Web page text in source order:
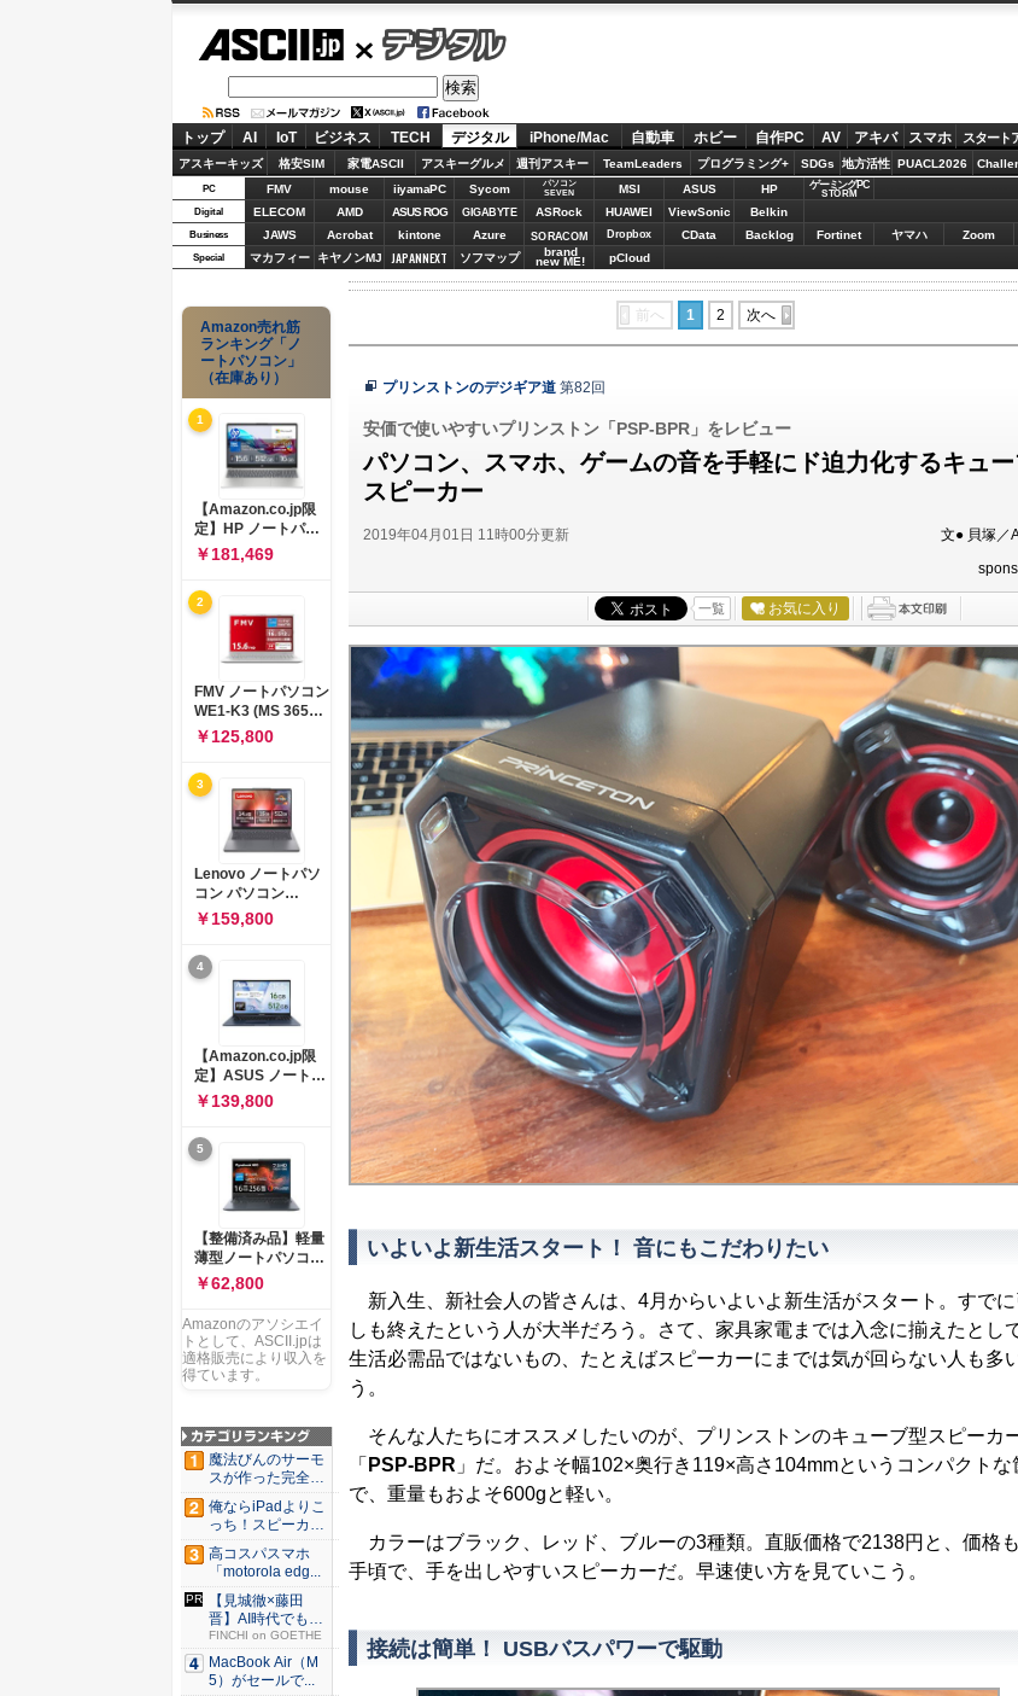
デジタル
トップ AI IoT ビジネス TECH デジタル iPhone/Mac 自動車 ホビー 自作PC AV アキバ スマホ スタート
アスキーキッズ 格安SIM 家電ASCII アスキーグルメ 週刊アスキー TeamLeaders プログラミング+ SDGs 地方活性 PUACL2026
PC FMV mouse iiyamaPC Sycom
パソコン
SEVEN
MSI ASUS HP ゲーミングPC
STORM
Digital ELECOM AMD ASUS ROG GIGABYTE ASRock HUAWEI ViewSonic Belkin
Business JAWS Acrobat kintone Azure SORACOM Dropbox CData Backlog Fortinet ヤマハ Zoom
Special マカフィー キヤノンMJ JAPANNEXT ソフマップ brand
new ME! pCloud
前へ 1 2 次へ
プリンストンのデジギア道 第82回
安価で使いやすいプリンストン「PSP-BPR」をレビュー
パソコン、スマホ、ゲームの音を手軽にド迫力化するキュ
スピーカー
2019年04月01日 11時00分更新
文● 貝塚／
一覧 お気に入り
いよいよ新生活スタート！ 音にもこだわりたい
新入生、新社会人の皆さんは、4月からいよいよ新生活がスタート。すでに
しも終えたという人が大半だろう。さて、家具家電までは入念に揃えたとし
生活必需品ではないもの、たとえばスピーカーにまでは気が回らない人も多
う。
そんな人たちにオススメしたいのが、プリンストンのキューブ型スピーカ
「 PSP-BPR 」だ。およそ幅102×奥行き119×高さ104mmというコンパクトな
で、重量もおよそ600gと軽い。
カラーはブラック、レッド、ブルーの3種類。直販価格で2138円と、価格
手頃で、手を出しやすいスピーカーだ。早速使い方を見ていこう。
接続は簡単！ USBバスパワーで駆動
Amazon売れ筋
ランキング「ノ
ートパソコン」
（在庫あり）
1
【Amazon.co.jp限
定】HP ノートパソ
コン 15-fd 15.6イン
チ インテル Core 5
120U メモリ16GB
SSD512GB
Windows 11
Microsoft Office
2024搭載 WPS
Office搭載 カメラシ
ャッター 指紋認証 薄
型 Copilotキー搭載
ナチュラルシルバー
￥181,469
2
FMV ノートパソコン
WE1-K3 (MS 365
Personal/Copilotキ
ー搭載/Win 11/15.6
型/Core
i5/16GB/SSD
512GB/ホワイト)
FMVWK3E15W_AZ
￥125,800
3
Lenovo ノートパソ
コン パソコン
IdeaPad Slim 3 14.0
インチ AMD
Ryzen™ 5 8640HS
メモリ16GB
SSD512GB
Microsoft 365 試用
版 Windows11 バッ
テリー駆動12.6時間
重量1.39kg ルナグレ
ー 83K9003JJP ノー
トPC
￥159,800
4
【Amazon.co.jp限
定】ASUS ノートパ
ソコン Vivobook 15
M1502NAQ 15.6イ
ンチ AMD Ryzen 7
170 メモリ16GB
SSD 512GB
Microsoft 365
Personal (24か月版)
搭載 Windows 11 重
量1.7kg Wi-Fi 6E ク
ワイエットブルー
M1502NAQ-
￥139,800
5
【整備済み品】軽量
薄型ノートパソコン
dynabook G83 ■
13.3型
FHD(1920x1080) -
高性能第11世代Core
i5-1135G7 - メモリ
16GB - SSD 256GB
USB Type-C - MS
Office 2021 - Win11
搭載
￥62,800
Amazonのアソシエイ
トとして、ASCII.jpは
適格販売により収入を
得ています。
魔法びんのサーモ
スが作った完全遮
光100...
俺ならiPadよりこ
っち！スピーカー
9個...
高コスパスマホ
「motorola edg...
【見城徹×藤田
晋】AI時代でも変
わらない...
FINCHI on GOETHE
MacBook Air（M
5）がセールで...